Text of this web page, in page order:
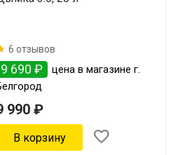
6 отзывов
9 690 ₽
цена в магазине г.
990 ₽